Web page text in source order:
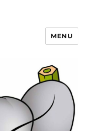
MENU